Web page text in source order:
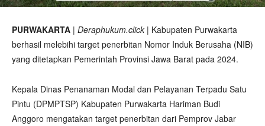
PURWAKARTA | Deraphukum.click | Kabupaten Purwakarta
berhasil melebihi target penerbitan Nomor Induk Berusaha (NIB)
yang ditetapkan Pemerintah Provinsi Jawa Barat pada 2024.
Kepala Dinas Penanaman Modal dan Pelayanan Terpadu Satu
Pintu (DPMPTSP) Kabupaten Purwakarta Hariman Budi
Anggoro mengatakan target penerbitan dari Pemprov Jabar